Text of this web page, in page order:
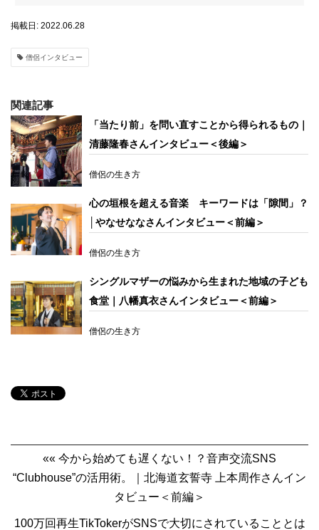
掲載日: 2022.06.28
僧侶インタビュー
関連記事
「当たり前」を問い直すことから得られるもの｜
清藤隆春さんインタビュー＜後編＞
僧侶の生き方
心の垣根を超える音楽 キーワードは「隙間」？
│やなせななさんインタビュー＜前編＞
僧侶の生き方
シングルマザーの悩みから生まれた地域の子ども
食堂｜八幡真衣さんインタビュー＜前編＞
僧侶の生き方
«« 今から始めても遅くない！？音声交流SNS
“Clubhouse”の活用術。｜北海道玄誓寺 上本周作さんイン
タビュー＜前編＞
100万回再生TikTokerがSNSで大切にされていることとは